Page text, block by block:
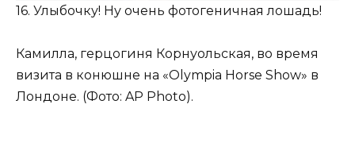
16. Улыбочку! Ну очень фотогеничная лошадь!
Камилла, герцогиня Корнуольская, во время
визита в конюшне на «Olympia Horse Show» в
Лондоне. (Фото: AP Photo).